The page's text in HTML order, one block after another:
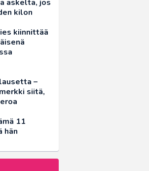
askelta, jos
kilon
kiinnittää
–
siitä,
11
hän